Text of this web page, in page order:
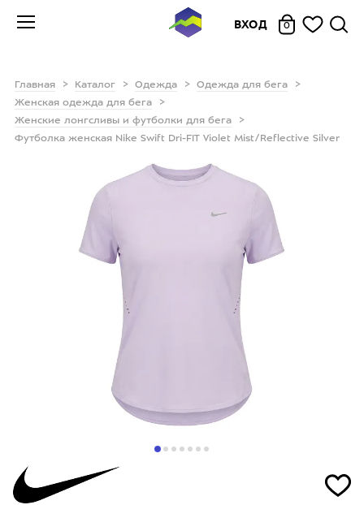
ВХОД 0
Главная Каталог Одежда
Одежда для бега
Женская одежда для бега
Женские лонгсливы и футболки для бега
Футболка женская Nike Swift Dri-FIT Violet Mist/Reflective Silver